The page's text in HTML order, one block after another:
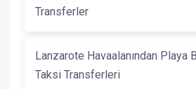
Transferler
Lanzarote Havaalanından Playa
Taksi Transferleri